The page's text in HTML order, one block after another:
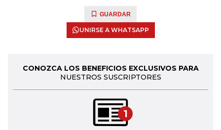
GUARDAR
UNIRSE A WHATSAPP
CONOZCA LOS BENEFICIOS EXCLUSIVOS PARA
NUESTROS SUSCRIPTORES
1